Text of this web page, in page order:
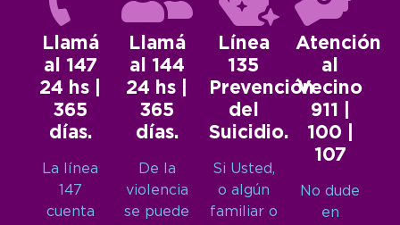
Llamá
al 147
24 hs |
365
días.
La línea
147
cuenta
Llamá
al 144
24 hs |
365
días.
De la
violencia
se puede
Línea
135
Prevención
del
Suicidio.
Si Usted,
o algún
familiar o
Atención
al
Vecino
911 |
100 |
107
No dude
en